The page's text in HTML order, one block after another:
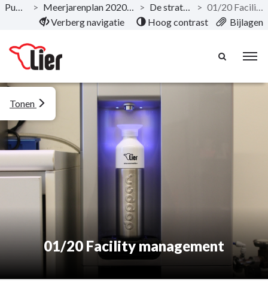
Naar hoofdinhoud
Publicaties > Meerjarenplan 2020-2025 - December 2019 > De strategische nota >
01/20 Facility management
Verberg navigatie
Hoog contrast Bijlagen
01/20 Facility management
Tonen